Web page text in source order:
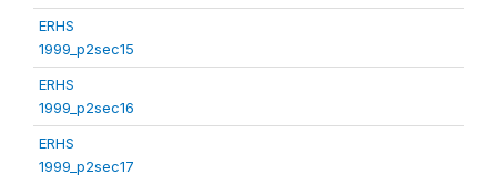
ERHS
1999_p2sec15
ERHS
1999_p2sec16
ERHS
1999_p2sec17